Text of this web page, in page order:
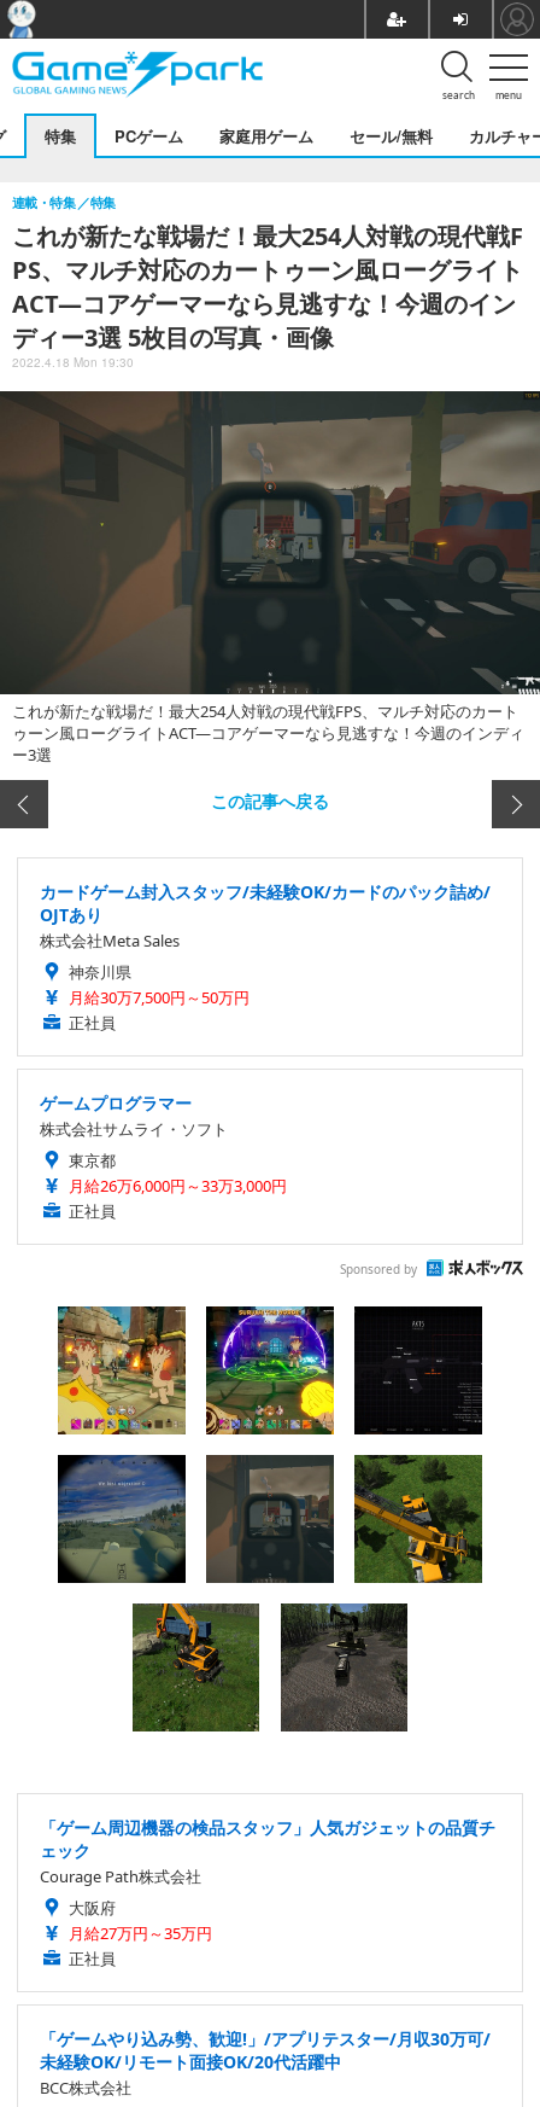
menu
search
特集 PCゲーム 家庭用ゲーム セール/無料 カルチャ
これが新たな戦場だ！最大254人対戦の現代戦F
PS、マルチ対応のカートゥーン風ローグライト
ACT―コアゲーマーなら見逃すな！今週のイン
ディー3選 5枚目の写真・画像
連載・特集 特集
2022.4.18 Mon 19:30
これが新たな戦場だ！最大254人対戦の現代戦FPS、マルチ対応のカート
ゥーン風ローグライトACT―コアゲーマーなら見逃すな！今週のインディ
ー3選
この記事へ戻る
カードゲーム封入スタッフ/未経験OK/カードのパック詰め/
OJTあり
株式会社Meta Sales
神奈川県
月給30万7,500円～50万円
正社員
ゲームプログラマー
株式会社サムライ・ソフト
東京都
月給26万6,000円～33万3,000円
正社員
Sponsored by
「ゲーム周辺機器の検品スタッフ」人気ガジェットの品質チ
ェック
Courage Path株式会社
大阪府
月給27万円～35万円
正社員
「ゲームやり込み勢、歓迎!」/アプリテスター/月収30万可/
未経験OK/リモート面接OK/20代活躍中
BCC株式会社